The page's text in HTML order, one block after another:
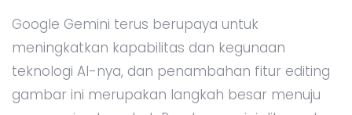
Google Gemini terus berupaya untuk
meningkatkan kapabilitas dan kegunaan
teknologi AI-nya, dan penambahan fitur editing
gambar ini merupakan langkah besar menuju